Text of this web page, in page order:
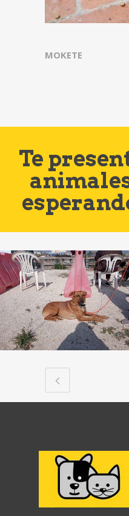
MOKETE
Te